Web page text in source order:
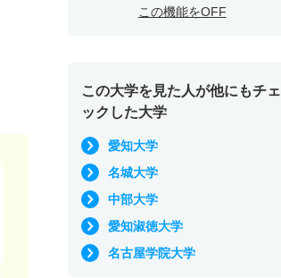
この機能をOFF
この大学を見た人が他にもチェ
ックした大学
愛知大学
名城大学
中部大学
愛知淑徳大学
名古屋学院大学